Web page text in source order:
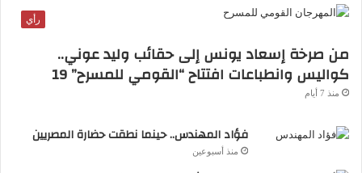
رأي
من صرخة إسعاد يونس إلى حقائب وليد عوني..
كواليس وانطباعات افتتاح “القومي للمسرح” 19
منذ 7 أيام
فؤاد المهندس.. حينما نطقت حضارة المصريين
منذ أسبوعين